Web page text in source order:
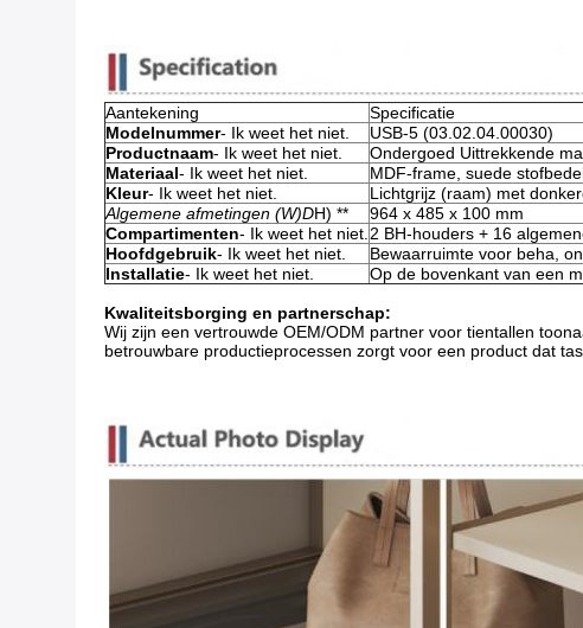
Aantekening
Specificatie
Modelnummer- Ik weet het niet.
USB-5 (03.02.04.00030)
Productnaam- Ik weet het niet.
Ondergoed Uittrekkende
Materiaal- Ik weet het niet.
MDF-frame, suede
Kleur- Ik weet het niet.
Lichtgrijz (raam) met
Algemene afmetingen (W)DH) **
964 x 485 x 100 mm
Compartimenten- Ik weet het niet.2 BH-houders + 16
Hoofdgebruik- Ik weet het niet.
Bewaarruimte voor beha,
Installatie- Ik weet het niet. Op de bovenkant van een
Kwaliteitsborging en partnerschap:
Wij zijn een vertrouwde OEM/ODM partner voor tientallen
betrouwbare productieprocessen zorgt voor een product dat